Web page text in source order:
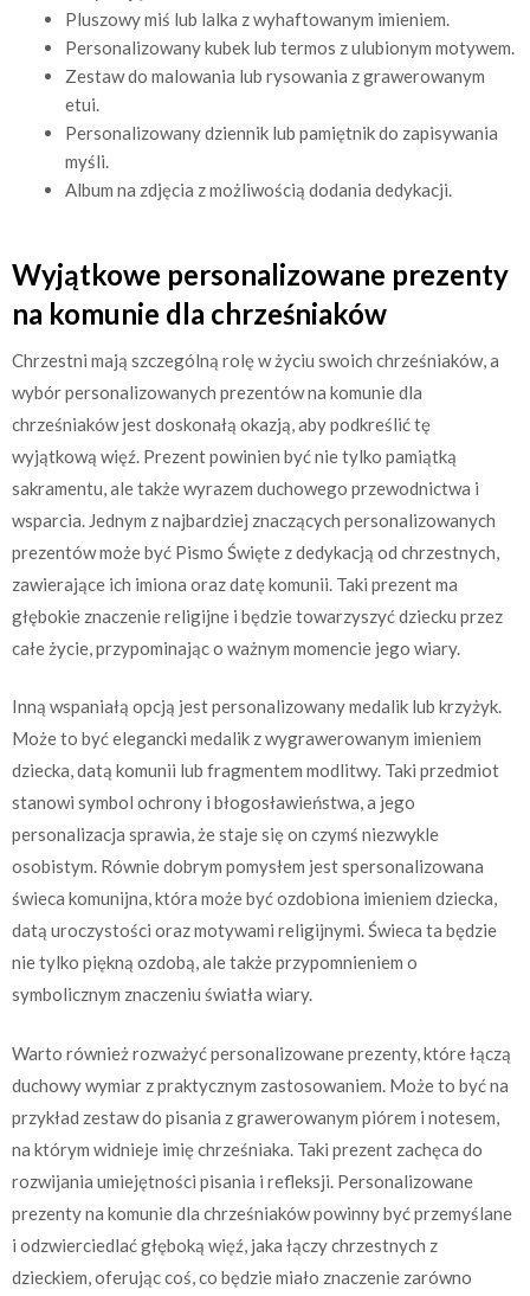
Pluszowy miś lub lalka z wyhaftowanym imieniem.
Personalizowany kubek lub termos z ulubionym motywem.
Zestaw do malowania lub rysowania z grawerowanym
etui.
Personalizowany dziennik lub pamiętnik do zapisywania
myśli.
Album na zdjęcia z możliwością dodania dedykacji.
Wyjątkowe personalizowane prezenty
na komunie dla chrześniaków
Chrzestni mają szczególną rolę w życiu swoich chrześniaków, a
wybór personalizowanych prezentów na komunie dla
chrześniaków jest doskonałą okazją, aby podkreślić tę
wyjątkową więź. Prezent powinien być nie tylko pamiątką
sakramentu, ale także wyrazem duchowego przewodnictwa i
wsparcia. Jednym z najbardziej znaczących personalizowanych
prezentów może być Pismo Święte z dedykacją od chrzestnych,
zawierające ich imiona oraz datę komunii. Taki prezent ma
głębokie znaczenie religijne i będzie towarzyszyć dziecku przez
całe życie, przypominając o ważnym momencie jego wiary.
Inną wspaniałą opcją jest personalizowany medalik lub krzyżyk.
Może to być elegancki medalik z wygrawerowanym imieniem
dziecka, datą komunii lub fragmentem modlitwy. Taki przedmiot
stanowi symbol ochrony i błogosławieństwa, a jego
personalizacja sprawia, że staje się on czymś niezwykle
osobistym. Równie dobrym pomysłem jest spersonalizowana
świeca komunijna, która może być ozdobiona imieniem dziecka,
datą uroczystości oraz motywami religijnymi. Świeca ta będzie
nie tylko piękną ozdobą, ale także przypomnieniem o
symbolicznym znaczeniu światła wiary.
Warto również rozważyć personalizowane prezenty, które łączą
duchowy wymiar z praktycznym zastosowaniem. Może to być na
przykład zestaw do pisania z grawerowanym piórem i notesem,
na którym widnieje imię chrześniaka. Taki prezent zachęca do
rozwijania umiejętności pisania i refleksji. Personalizowane
prezenty na komunie dla chrześniaków powinny być przemyślane
i odzwierciedlać głęboką więź, jaka łączy chrzestnych z
dzieckiem, oferując coś, co będzie miało znaczenie zarówno